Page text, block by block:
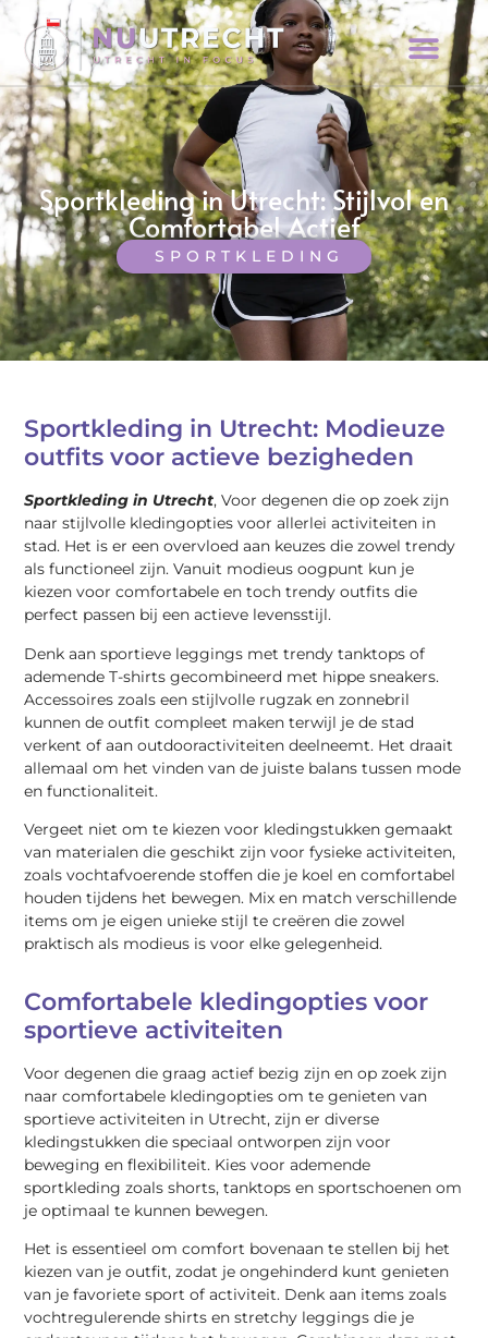
Sportkleding in Utrecht: Stijlvol en
Comfortabel Actief
SPORTKLEDING
Sportkleding in Utrecht: Modieuze
outfits voor actieve bezigheden
Sportkleding in Utrecht, Voor degenen die op zoek zijn
naar stijlvolle kledingopties voor allerlei activiteiten in
stad. Het is er een overvloed aan keuzes die zowel trendy
als functioneel zijn. Vanuit modieus oogpunt kun je
kiezen voor comfortabele en toch trendy outfits die
perfect passen bij een actieve levensstijl.
Denk aan sportieve leggings met trendy tanktops of
ademende T-shirts gecombineerd met hippe sneakers.
Accessoires zoals een stijlvolle rugzak en zonnebril
kunnen de outfit compleet maken terwijl je de stad
verkent of aan outdooractiviteiten deelneemt. Het draait
allemaal om het vinden van de juiste balans tussen mode
en functionaliteit.
Vergeet niet om te kiezen voor kledingstukken gemaakt
van materialen die geschikt zijn voor fysieke activiteiten,
zoals vochtafvoerende stoffen die je koel en comfortabel
houden tijdens het bewegen. Mix en match verschillende
items om je eigen unieke stijl te creëren die zowel
praktisch als modieus is voor elke gelegenheid.
Comfortabele kledingopties voor
sportieve activiteiten
Voor degenen die graag actief bezig zijn en op zoek zijn
naar comfortabele kledingopties om te genieten van
sportieve activiteiten in Utrecht, zijn er diverse
kledingstukken die speciaal ontworpen zijn voor
beweging en flexibiliteit. Kies voor ademende
sportkleding zoals shorts, tanktops en sportschoenen om
je optimaal te kunnen bewegen.
Het is essentieel om comfort bovenaan te stellen bij het
kiezen van je outfit, zodat je ongehinderd kunt genieten
van je favoriete sport of activiteit. Denk aan items zoals
vochtregulerende shirts en stretchy leggings die je